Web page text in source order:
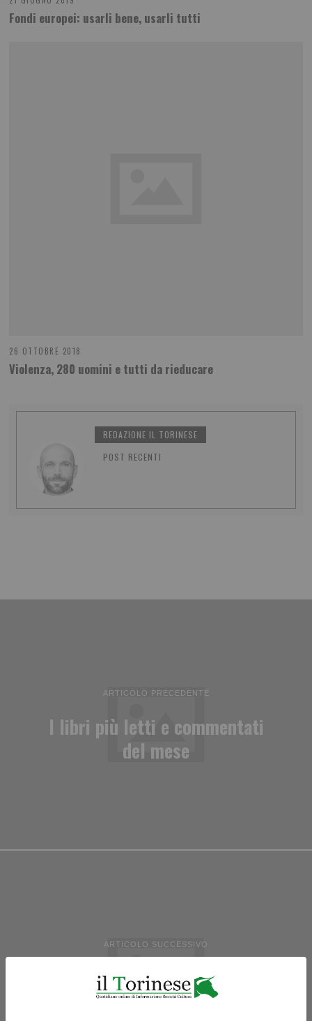
Fondi europei: usarli bene, usarli tutti
26 OTTOBRE 2018
Violenza, 280 uomini e tutti da rieducare
REDAZIONE IL TORINESE
POST RECENTI
ARTICOLO PRECEDENTE
I libri più letti e commentati
del mese
ARTICOLO SUCCESSIVO
Uncem: “tariffa acqua per la
prevenzione idrogeologica”